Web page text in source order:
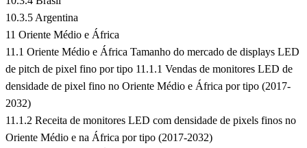
10.3.5 Argentina
11 Oriente Médio e África
11.1 Oriente Médio e África Tamanho do mercado de displays LED
de pitch de pixel fino por tipo 11.1.1 Vendas de monitores LED de
densidade de pixel fino no Oriente Médio e África por tipo (2017-
2032)
11.1.2 Receita de monitores LED com densidade de pixels finos no
Oriente Médio e na África por tipo (2017-2032)